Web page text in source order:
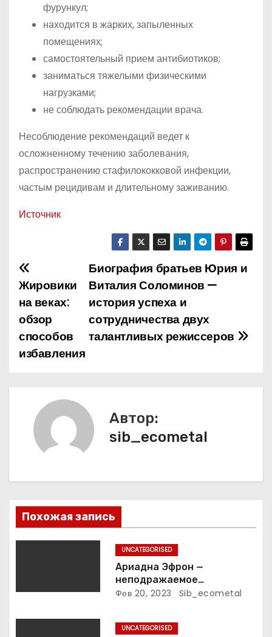
фурункул;
находится в жарких, запыленных
помещениях;
самостоятельный прием антибиотиков;
заниматься тяжелыми физическими
нагрузками;
не соблюдать рекомендации врача.
Несоблюдение рекомендаций ведет к
осложненному течению заболевания,
распространению стафилококковой инфекции,
частым рецидивам и длительному заживанию.
Источник
Н
а
в
и
я
п
о
Биография братьев Юрия и
Виталия Соломинов —
история успеха и
сотрудничества двух
талантливых режиссеров
Жировики
на веках:
обзор
способов
избавления
Автор:
sib_ecometal
Похожая запись
UNCATEGORISED
Ариадна Эфрон —
неподражаемое
вокзальное
оценочно-аналитическое
Фев 20, 2023 Sib_ecometal
UNCATEGORISED